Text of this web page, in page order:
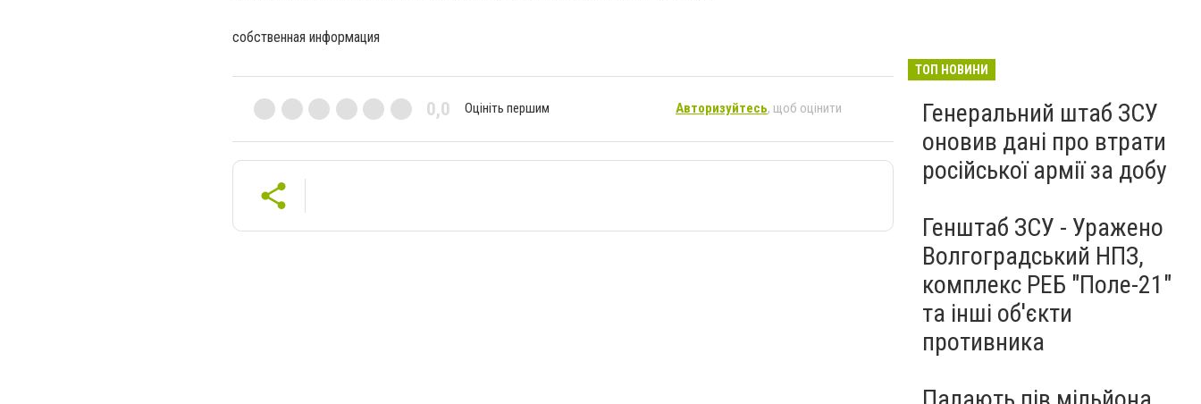
собственная информация
0,0 Оцініть першим Авторизуйтесь, щоб оцінити
ТОП НОВИНИ
Генеральний штаб ЗСУ
оновив дані про втрати
російської армії за добу
Генштаб ЗСУ - Уражено
Волгоградський НПЗ,
комплекс РЕБ "Поле-21"
та інші об'єкти
противника